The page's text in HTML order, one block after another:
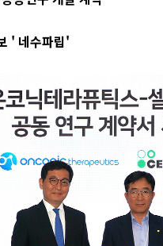
' 네수파립'